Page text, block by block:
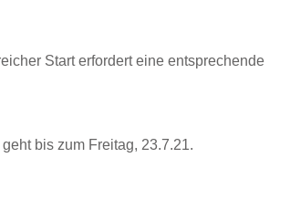
Start erfordert eine entsprechende
bis zum Freitag, 23.7.21.